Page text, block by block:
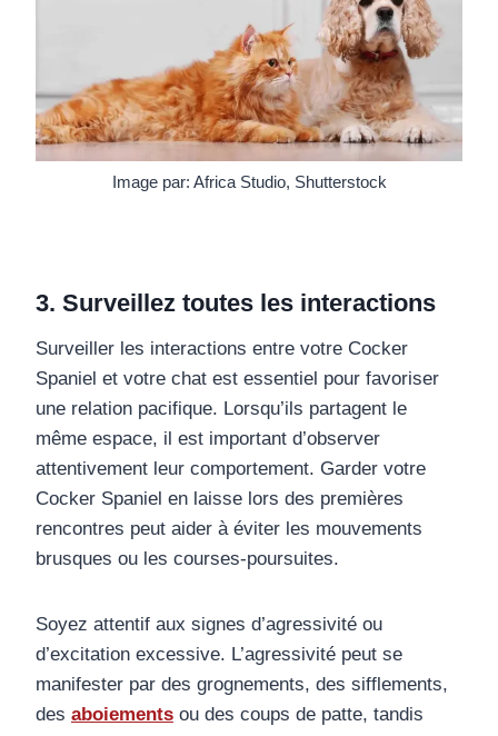
Image par: Africa Studio, Shutterstock
3. Surveillez toutes les interactions
Surveiller les interactions entre votre Cocker
Spaniel et votre chat est essentiel pour favoriser
une relation pacifique. Lorsqu’ils partagent le
même espace, il est important d’observer
attentivement leur comportement. Garder votre
Cocker Spaniel en laisse lors des premières
rencontres peut aider à éviter les mouvements
brusques ou les courses-poursuites.
Soyez attentif aux signes d’agressivité ou
d’excitation excessive. L’agressivité peut se
manifester par des grognements, des sifflements,
des aboiements ou des coups de patte, tandis